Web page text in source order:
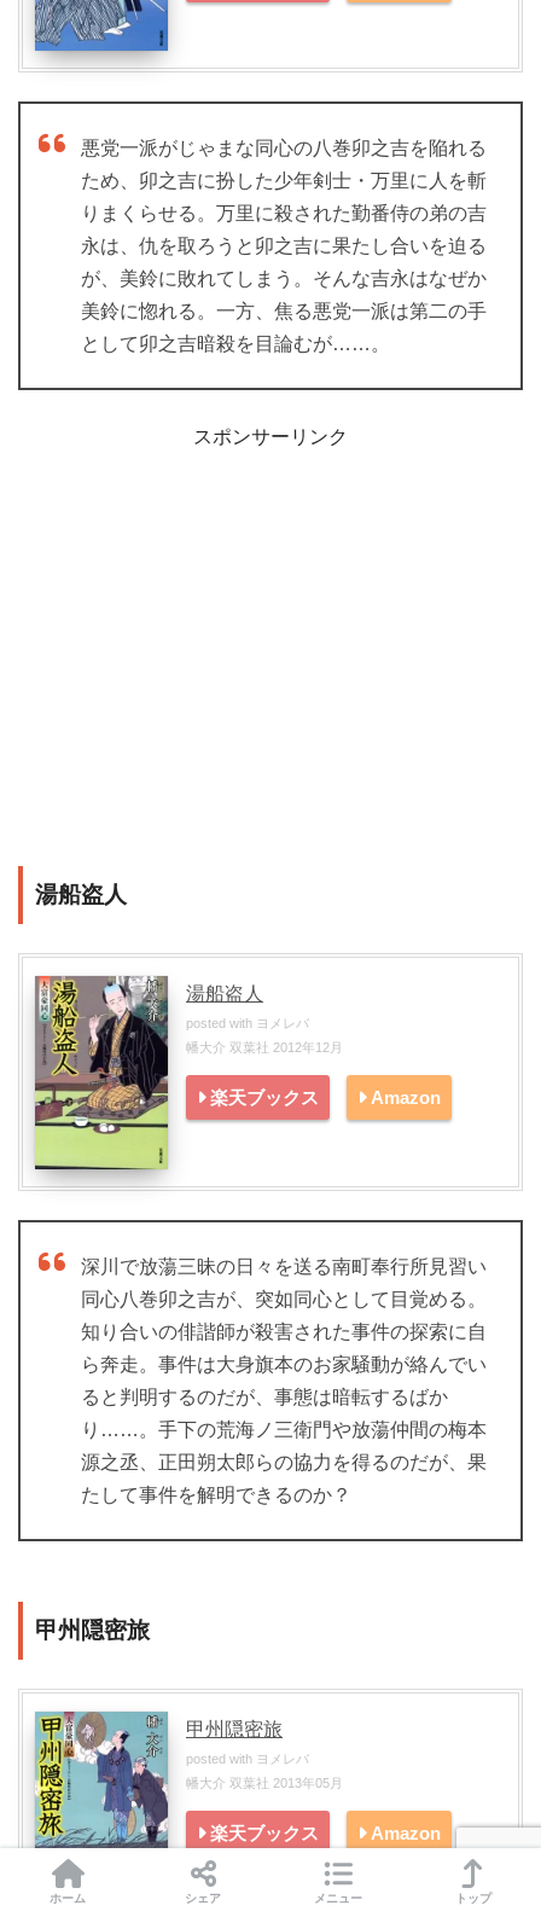
悪党一派がじゃまな同心の八巻卯之吉を陥れる
ため、卯之吉に扮した少年剣士・万里に人を斬
りまくらせる。万里に殺された勤番侍の弟の吉
永は、仇を取ろうと卯之吉に果たし合いを迫る
が、美鈴に敗れてしまう。そんな吉永はなぜか
美鈴に惚れる。一方、焦る悪党一派は第二の手
として卯之吉暗殺を目論むが……。
スポンサーリンク
湯船盗人
湯船盗人
posted with ヨメレバ
幡大介 双葉社 2012年12月
楽天ブックス Amazon
深川で放蕩三昧の日々を送る南町奉行所見習い
同心八巻卯之吉が、突如同心として目覚める。
知り合いの俳諧師が殺害された事件の探索に自
ら奔走。事件は大身旗本のお家騒動が絡んでい
ると判明するのだが、事態は暗転するばか
り……。手下の荒海ノ三衛門や放蕩仲間の梅本
源之丞、正田朔太郎らの協力を得るのだが、果
たして事件を解明できるのか？
甲州隠密旅
甲州隠密旅
posted with ヨメレバ
幡大介 双葉社 2013年05月
楽天ブックス Amazon
ホーム シェア メニュー トップ